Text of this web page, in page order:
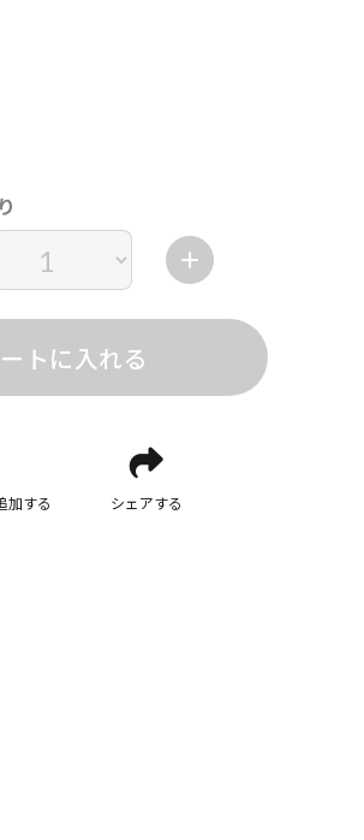
トに入れる
加する シェアする